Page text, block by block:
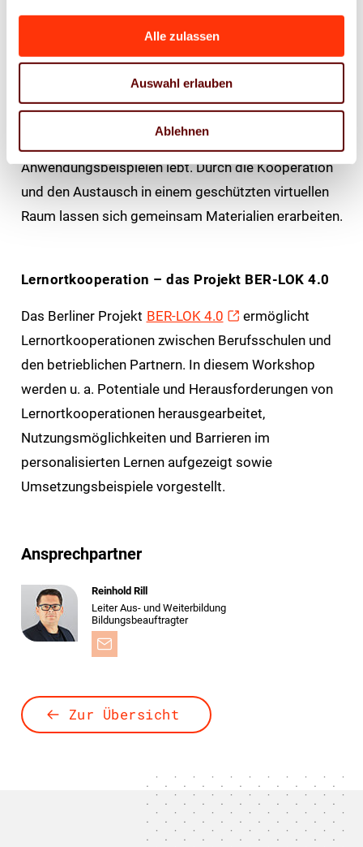
Alle zulassen
Auswahl erlauben
Ablehnen
Leando-Communitys: Vernetzung und
Austausch im Ausbildungsalltag
Die Teilnehmenden erlernen im Workshop am
die Vernetzung mit anderen Mitgliedern, um eine
Anwendungsbeispielen lebt. Durch die Kooperation
und den Austausch in einem geschützten virtuellen
Raum lassen sich gemeinsam Materialien erarbeiten.
Lernortkooperation – das Projekt BER-LOK 4.0
Das Berliner Projekt BER-LOK 4.0
ermöglicht
Lernortkooperationen zwischen Berufsschulen und
den betrieblichen Partnern. In diesem Workshop
werden u. a. Potentiale und Herausforderungen von
Lernortkooperationen herausgearbeitet,
Nutzungsmöglichkeiten und Barrieren im
personalisierten Lernen aufgezeigt sowie
Umsetzungsbeispiele vorgestellt.
Ansprechpartner
Reinhold Rill
Leiter Aus- und Weiterbildung
Bildungsbeauftragter
Zur Übersicht